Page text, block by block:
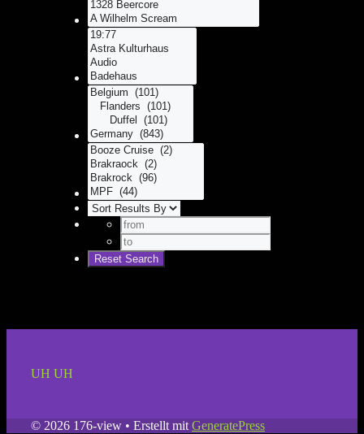
UH UH
© 2026 176-view • Erstellt mit GeneratePress